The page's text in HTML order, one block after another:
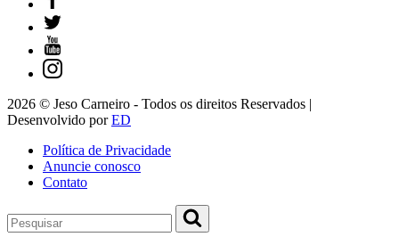
2026 © Jeso Carneiro - Todos os direitos Reservados |
Desenvolvido porED
Política de Privacidade
Anuncie conosco
Contato